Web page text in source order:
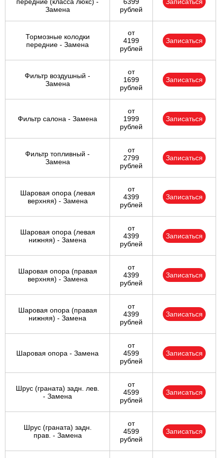
передние (класса люкс) -
Замена
6399
рублей
Записаться
Тормозные колодки
передние - Замена
от
4199
рублей
Записаться
Фильтр воздушный -
Замена
от
1699
рублей
Записаться
Фильтр салона - Замена
от
1999
рублей
Записаться
Фильтр топливный -
Замена
от
2799
рублей
Записаться
Шаровая опора (левая
верхняя) - Замена
от
4399
рублей
Записаться
Шаровая опора (левая
нижняя) - Замена
от
4399
рублей
Записаться
Шаровая опора (правая
верхняя) - Замена
от
4399
рублей
Записаться
Шаровая опора (правая
нижняя) - Замена
от
4399
рублей
Записаться
Шаровая опора - Замена
от
4599
рублей
Записаться
Шрус (граната) задн. лев.
- Замена
от
4599
рублей
Записаться
Шрус (граната) задн.
прав. - Замена
от
4599
рублей
Записаться